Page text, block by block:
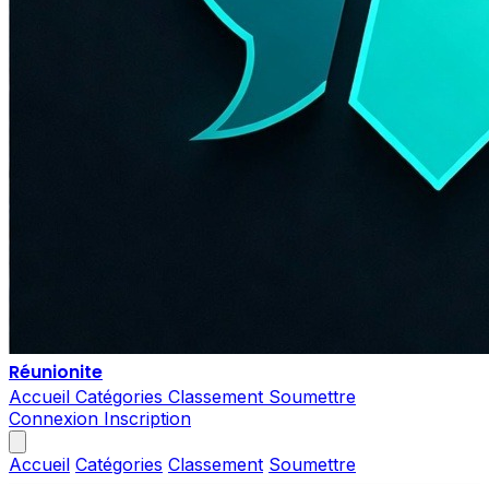
Réunionite
Accueil Catégories Classement Soumettre
Connexion Inscription
Accueil Catégories Classement Soumettre